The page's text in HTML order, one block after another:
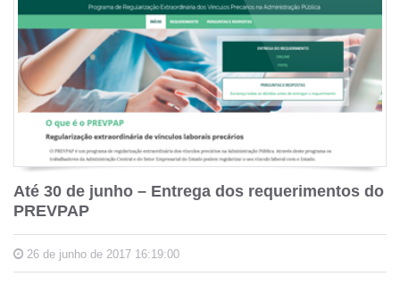
Até 30 de junho – Entrega dos requerimentos do
PREVPAP
26 de junho de 2017 16:19:00